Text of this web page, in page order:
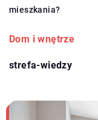
mieszkania?
Dom i wnętrze
strefa-wiedzy